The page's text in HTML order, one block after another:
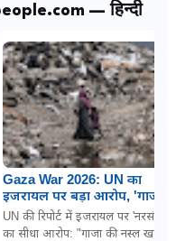
— हिन्दी
Gaza War 2026: UN का
इजरायल पर बड़ा आरोप, 'गाजा में
नरसंहार के लिए बच्चों को
जानबूझकर बना रहे निशाना'
UN की रिपोर्ट में इजरायल पर 'नरसंहार'
का सीधा आरोप: "गाजा की नस्ल खत्म